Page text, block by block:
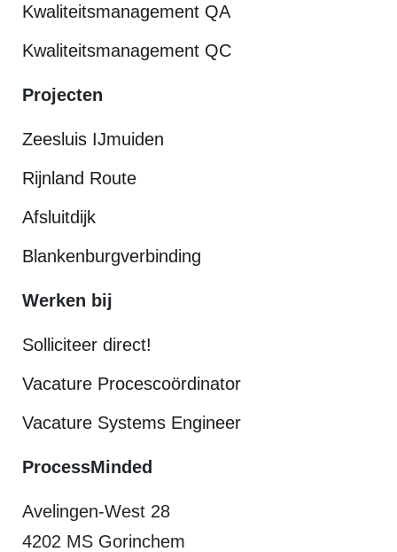
Kwaliteitsmanagement QA
Kwaliteitsmanagement QC
Projecten
Zeesluis IJmuiden
Rijnland Route
Afsluitdijk
Blankenburgverbinding
Werken bij
Solliciteer direct!
Vacature Procescoördinator
Vacature Systems Engineer
ProcessMinded
Avelingen-West 28
4202 MS Gorinchem